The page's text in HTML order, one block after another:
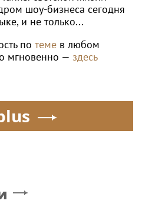
шоу-бизнеса сегодня
и не только...
по теме в любом
мгновенно — здесь